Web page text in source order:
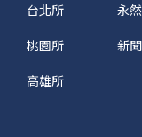
台北所
桃園所
高雄所
永
新